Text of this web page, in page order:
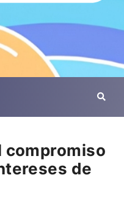
compromiso
de